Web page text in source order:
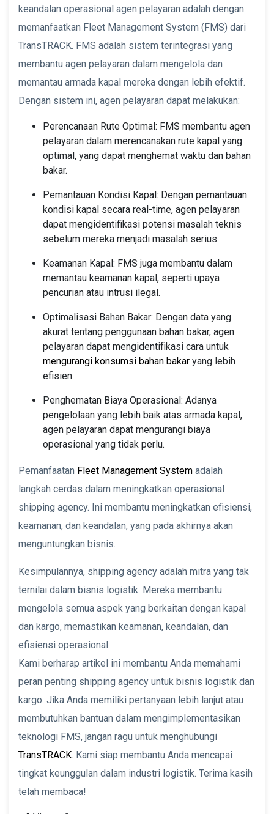
keandalan operasional agen pelayaran adalah dengan
memanfaatkan Fleet Management System (FMS) dari
TransTRACK. FMS adalah sistem terintegrasi yang
membantu agen pelayaran dalam mengelola dan
memantau armada kapal mereka dengan lebih efektif.
Dengan sistem ini, agen pelayaran dapat melakukan:
Perencanaan Rute Optimal: FMS membantu agen
pelayaran dalam merencanakan rute kapal yang
optimal, yang dapat menghemat waktu dan bahan
bakar.
Pemantauan Kondisi Kapal: Dengan pemantauan
kondisi kapal secara real-time, agen pelayaran
dapat mengidentifikasi potensi masalah teknis
sebelum mereka menjadi masalah serius.
Keamanan Kapal: FMS juga membantu dalam
memantau keamanan kapal, seperti upaya
pencurian atau intrusi ilegal.
Optimalisasi Bahan Bakar: Dengan data yang
akurat tentang penggunaan bahan bakar, agen
pelayaran dapat mengidentifikasi cara untuk
mengurangi konsumsi bahan bakar yang lebih
efisien.
Penghematan Biaya Operasional: Adanya
pengelolaan yang lebih baik atas armada kapal,
agen pelayaran dapat mengurangi biaya
operasional yang tidak perlu.
Pemanfaatan Fleet Management System adalah
langkah cerdas dalam meningkatkan operasional
shipping agency. Ini membantu meningkatkan efisiensi,
keamanan, dan keandalan, yang pada akhirnya akan
menguntungkan bisnis.
Kesimpulannya, shipping agency adalah mitra yang tak
ternilai dalam bisnis logistik. Mereka membantu
mengelola semua aspek yang berkaitan dengan kapal
dan kargo, memastikan keamanan, keandalan, dan
efisiensi operasional.
Kami berharap artikel ini membantu Anda memahami
peran penting shipping agency untuk bisnis logistik dan
kargo. Jika Anda memiliki pertanyaan lebih lanjut atau
membutuhkan bantuan dalam mengimplementasikan
teknologi FMS, jangan ragu untuk menghubungi
TransTRACK. Kami siap membantu Anda mencapai
tingkat keunggulan dalam industri logistik. Terima kasih
telah membaca!